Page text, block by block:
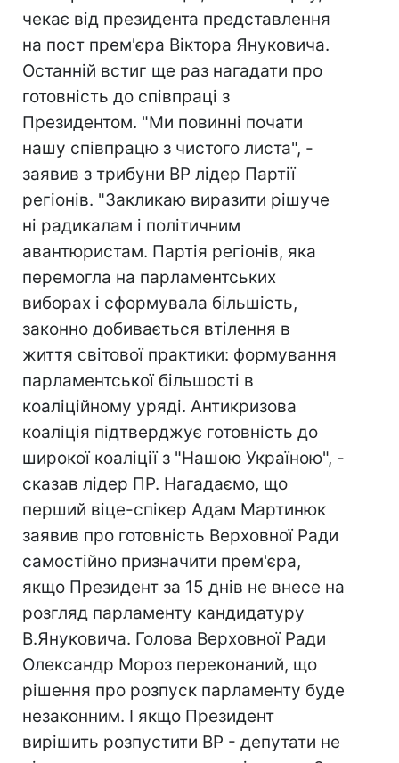
чекає від президента представлення
на пост прем'єра Віктора Януковича.
Останній встиг ще раз нагадати про
готовність до співпраці з
Президентом. "Ми повинні почати
нашу співпрацю з чистого листа", -
заявив з трибуни ВР лідер Партії
регіонів. "Закликаю виразити рішуче
ні радикалам і політичним
авантюристам. Партія регіонів, яка
перемогла на парламентських
виборах і сформувала більшість,
законно добивається втілення в
життя світової практики: формування
парламентської більшості в
коаліційному уряді. Антикризова
коаліція підтверджує готовність до
широкої коаліції з "Нашою Україною", -
сказав лідер ПР. Нагадаємо, що
перший віце-спікер Адам Мартинюк
заявив про готовність Верховної Ради
самостійно призначити прем'єра,
якщо Президент за 15 днів не внесе на
розгляд парламенту кандидатуру
В.Януковича. Голова Верховної Ради
Олександр Мороз переконаний, що
рішення про розпуск парламенту буде
незаконним. І якщо Президент
вирішить розпустити ВР - депутати не